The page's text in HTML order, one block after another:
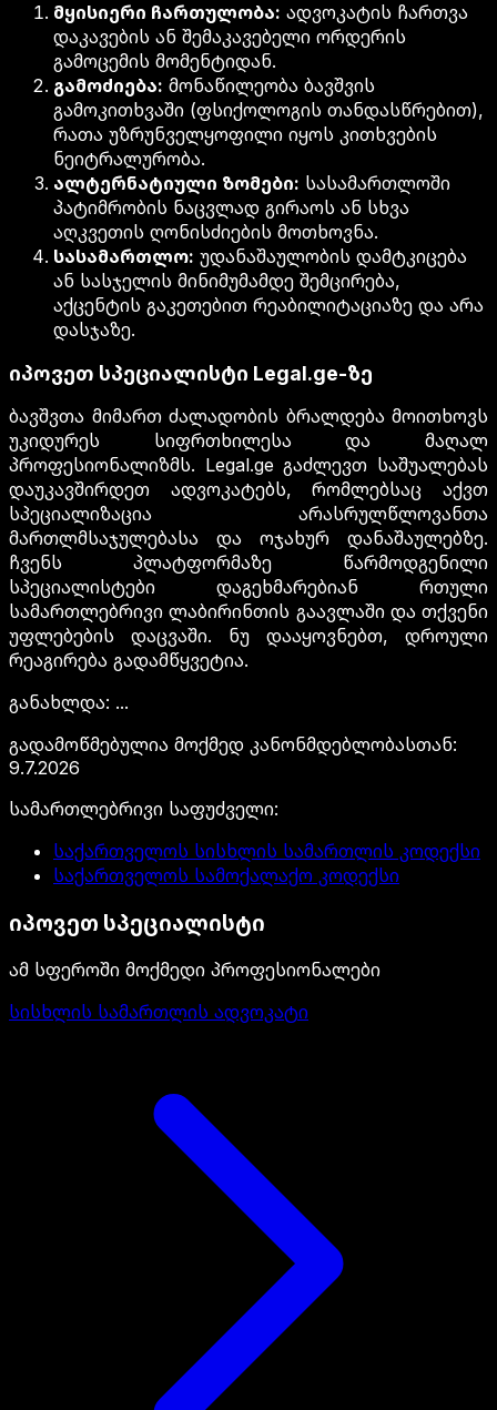
მყისიერი ჩართულობა: ადვოკატის ჩართვა
დაკავების ან შემაკავებელი ორდერის
გამოცემის მომენტიდან.
გამოძიება: მონაწილეობა ბავშვის
გამოკითხვაში (ფსიქოლოგის თანდასწრებით),
რათა უზრუნველყოფილი იყოს კითხვების
ნეიტრალურობა.
ალტერნატიული ზომები: სასამართლოში
პატიმრობის ნაცვლად გირაოს ან სხვა
აღკვეთის ღონისძიების მოთხოვნა.
სასამართლო: უდანაშაულობის დამტკიცება
ან სასჯელის მინიმუმამდე შემცირება,
აქცენტის გაკეთებით რეაბილიტაციაზე და არა
დასჯაზე.
იპოვეთ სპეციალისტი Legal.ge-ზე
ბავშვთა მიმართ ძალადობის ბრალდება მოითხოვს
უკიდურეს სიფრთხილესა და მაღალ
პროფესიონალიზმს. Legal.ge გაძლევთ საშუალებას
დაუკავშირდეთ ადვოკატებს, რომლებსაც აქვთ
სპეციალიზაცია არასრულწლოვანთა
მართლმსაჯულებასა და ოჯახურ დანაშაულებზე.
ჩვენს პლატფორმაზე წარმოდგენილი
სპეციალისტები დაგეხმარებიან რთული
სამართლებრივი ლაბირინთის გაავლაში და თქვენი
უფლებების დაცვაში. ნუ დააყოვნებთ, დროული
რეაგირება გადამწყვეტია.
განახლდა: ...
გადამოწმებულია მოქმედ კანონმდებლობასთან:
9.7.2026
სამართლებრივი საფუძველი:
საქართველოს სისხლის სამართლის კოდექსი
საქართველოს სამოქალაქო კოდექსი
იპოვეთ სპეციალისტი
ამ სფეროში მოქმედი პროფესიონალები
სისხლის სამართლის ადვოკატი